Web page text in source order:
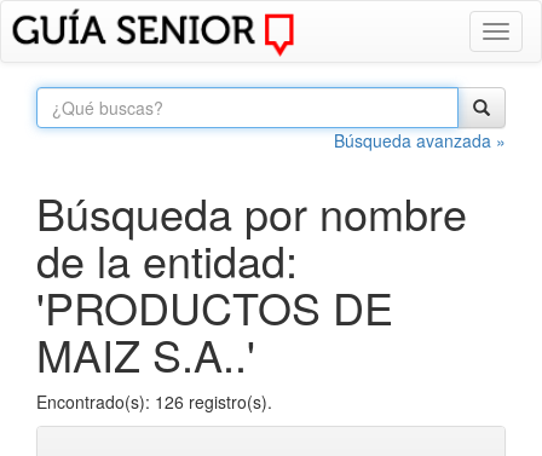
Búsqueda avanzada »
Búsqueda por nombre
de la entidad:
'PRODUCTOS DE
MAIZ S.A..'
Encontrado(s): 126 registro(s).